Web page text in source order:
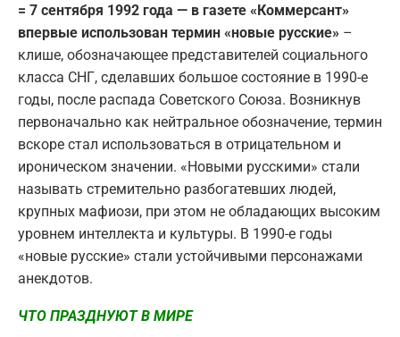
= 7 сентября 1992 года — в газете «Коммерсант»
впервые использован термин «новые русские» –
клише, обозначающее представителей социального
класса СНГ, сделавших большое состояние в 1990-е
годы, после распада Советского Союза. Возникнув
первоначально как нейтральное обозначение, термин
вскоре стал использоваться в отрицательном и
ироническом значении. «Новыми русскими» стали
называть стремительно разбогатевших людей,
крупных мафиози, при этом не обладающих высоким
уровнем интеллекта и культуры. В 1990-е годы
«новые русские» стали устойчивыми персонажами
анекдотов.
ЧТО ПРАЗДНУЮТ В МИРЕ